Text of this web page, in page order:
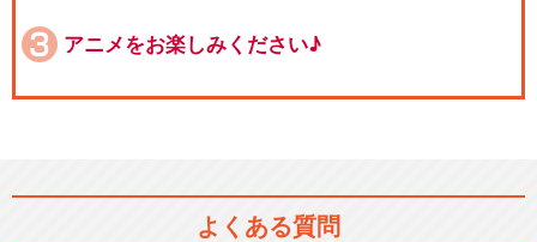
アニメをお楽しみください♪
よくある質問